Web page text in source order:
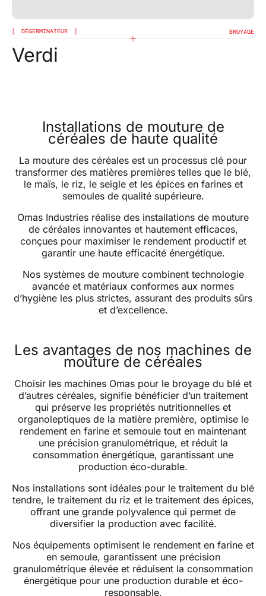
DÉGERMINATEUR BROYAGE
Verdi
Installations de mouture de
céréales de haute qualité
La mouture des céréales est un processus clé pour
transformer des matières premières telles que le blé,
le maïs, le riz, le seigle et les épices en farines et
semoules de qualité supérieure.
Omas Industries réalise des installations de mouture
de céréales innovantes et hautement efficaces,
conçues pour maximiser le rendement productif et
garantir une haute efficacité énergétique.
Nos systèmes de mouture combinent technologie
avancée et matériaux conformes aux normes
d’hygiène les plus strictes, assurant des produits sûrs
et d’excellence.
Les avantages de nos machines de
mouture de céréales
Choisir les machines Omas pour le broyage du blé et
d’autres céréales, signifie bénéficier d’un traitement
qui préserve les propriétés nutritionnelles et
organoleptiques de la matière première, optimise le
rendement en farine et semoule tout en maintenant
une précision granulométrique, et réduit la
consommation énergétique, garantissant une
production éco-durable.
Nos installations sont idéales pour le traitement du blé
tendre, le traitement du riz et le traitement des épices,
offrant une grande polyvalence qui permet de
diversifier la production avec facilité.
Nos équipements optimisent le rendement en farine et
en semoule, garantissent une précision
granulométrique élevée et réduisent la consommation
énergétique pour une production durable et éco-
responsable.